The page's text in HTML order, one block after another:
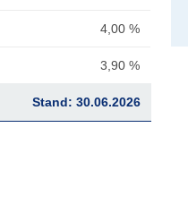
4,00 %
3,90 %
Stand: 30.06.2026